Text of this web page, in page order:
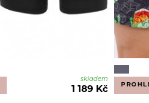
skladem
1 189 Kč